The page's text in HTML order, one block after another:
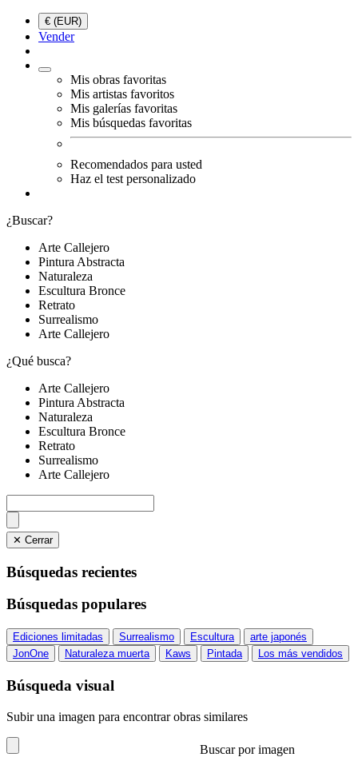
€ (EUR)
Vender
Mis obras favoritas
Mis artistas favoritos
Mis galerías favoritas
Mis búsquedas favoritas
Recomendados para usted
Haz el test personalizado
¿Buscar?
Arte Callejero
Pintura Abstracta
Naturaleza
Escultura Bronce
Retrato
Surrealismo
Arte Callejero
¿Qué busca?
Arte Callejero
Pintura Abstracta
Naturaleza
Escultura Bronce
Retrato
Surrealismo
Arte Callejero
✕ Cerrar
Búsquedas recientes
Búsquedas populares
Ediciones limitadas Surrealismo Escultura
arte japonés
JonOne
Naturaleza muerta Kaws Pintada Los más vendidos
Búsqueda visual
Subir una imagen para encontrar obras similares
Buscar por imagen